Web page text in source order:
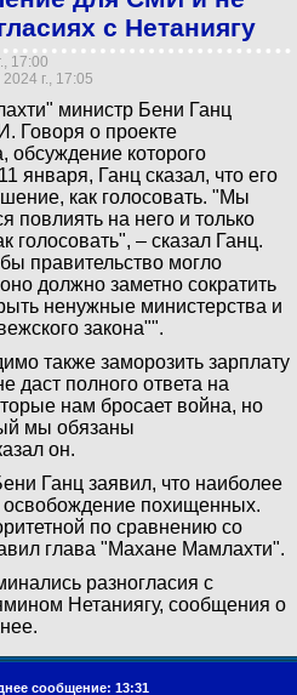
с Нетаниягу
17:00
г., 17:05
министр Бени Ганц
Говоря о проекте
обсуждение которого
января, Ганц сказал, что его
как голосовать. "Мы
повлиять на него и только
– сказал Ганц.
правительство могло
должно заметно сократить
ненужные министерства и
закона"".
также заморозить зарплату
даст полного ответа на
нам бросает война, но
мы обязаны
он.
Ганц заявил, что наиболее
освобождение похищенных.
по сравнению со
глава "Махане Мамлахти".
разногласия с
Нетаниягу, сообщения о
сообщение: 13:31